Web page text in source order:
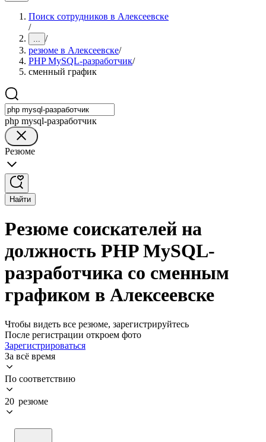
Поиск сотрудников в Алексеевске
/
... /
резюме в Алексеевске/
PHP MySQL-разработчик/
сменный график
php mysql-разработчик
Резюме
Найти
Резюме соискателей на
должность PHP MySQL-
разработчика со сменным
графиком в Алексеевске
Чтобы видеть все резюме, зарегистрируйтесь
После регистрации откроем фото
Зарегистрироваться
За всё время
По соответствию
20 резюме